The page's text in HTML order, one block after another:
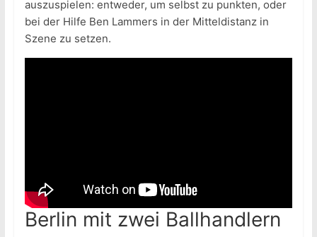
auszuspielen: entweder, um selbst zu punkten, oder
bei der Hilfe Ben Lammers in der Mitteldistanz in
Szene zu setzen.
Berlin mit zwei Ballhandlern